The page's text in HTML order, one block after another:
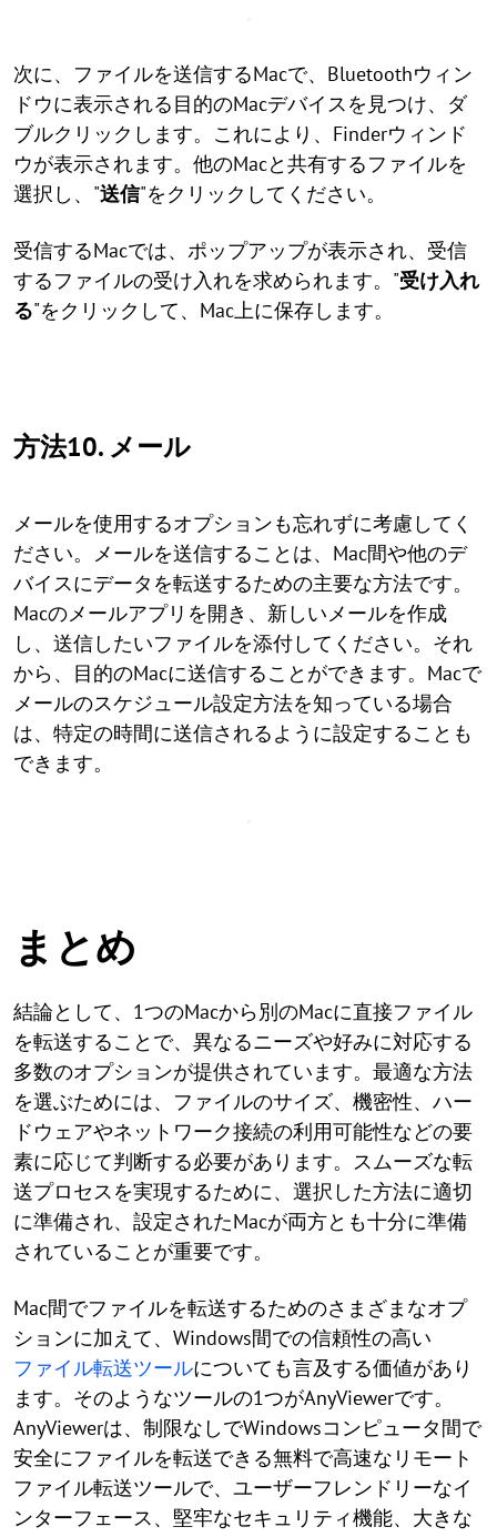
次に、ファイルを送信するMacで、Bluetoothウィン
ドウに表示される目的のMacデバイスを見つけ、ダ
ブルクリックします。これにより、Finderウィンド
ウが表示されます。他のMacと共有するファイルを
選択し、"送信"をクリックしてください。
受信するMacでは、ポップアップが表示され、受信
するファイルの受け入れを求められます。"受け入れ
る"をクリックして、Mac上に保存します。
方法10. メール
メールを使用するオプションも忘れずに考慮してく
ださい。メールを送信することは、Mac間や他のデ
バイスにデータを転送するための主要な方法です。
Macのメールアプリを開き、新しいメールを作成
し、送信したいファイルを添付してください。それ
から、目的のMacに送信することができます。Macで
メールのスケジュール設定方法を知っている場合
は、特定の時間に送信されるように設定することも
できます。
まとめ
結論として、1つのMacから別のMacに直接ファイル
を転送することで、異なるニーズや好みに対応する
多数のオプションが提供されています。最適な方法
を選ぶためには、ファイルのサイズ、機密性、ハー
ドウェアやネットワーク接続の利用可能性などの要
素に応じて判断する必要があります。スムーズな転
送プロセスを実現するために、選択した方法に適切
に準備され、設定されたMacが両方とも十分に準備
されていることが重要です。
Mac間でファイルを転送するためのさまざまなオプ
ションに加えて、Windows間での信頼性の高い
ファイル転送ツールについても言及する価値があり
ます。そのようなツールの1つがAnyViewerです。
AnyViewerは、制限なしでWindowsコンピュータ間で
安全にファイルを転送できる無料で高速なリモート
ファイル転送ツールで、ユーザーフレンドリーなイ
ンターフェース、堅牢なセキュリティ機能、大きな